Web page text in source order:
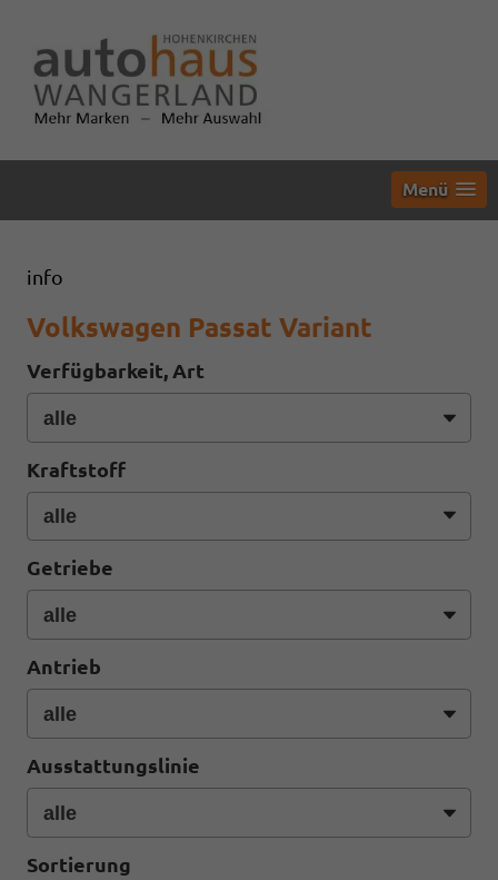
Menü
info
Volkswagen Passat Variant
Verfügbarkeit, Art
Kraftstoff
Getriebe
Antrieb
Ausstattungslinie
Sortierung